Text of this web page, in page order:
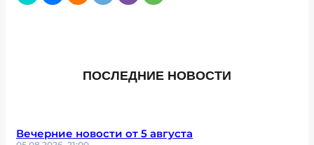
ПОСЛЕДНИЕ НОВОСТИ
Вечерние новости от 5 августа